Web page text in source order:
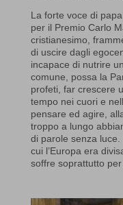
La forte voce di
per il Premio Carlo
cristianesimo,
di uscire dagli
incapace di nutrire
comune, possa la
profeti, far crescere
tempo nei cuori e
pensare ed agire,
troppo a lungo
di parole senza
cui l’Europa era
soffre soprattutto per